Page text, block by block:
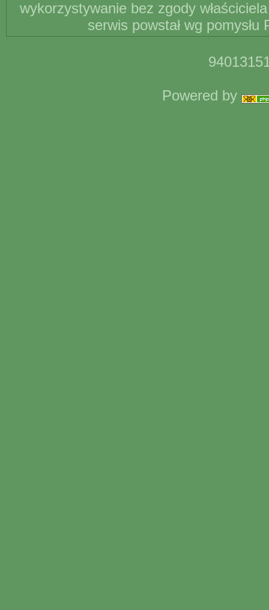
wykorzystywanie bez zgody
serwis powstał wg
Powered by